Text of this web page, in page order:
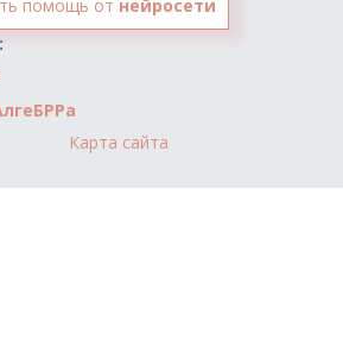
помощь от нейросети
Карта сайта